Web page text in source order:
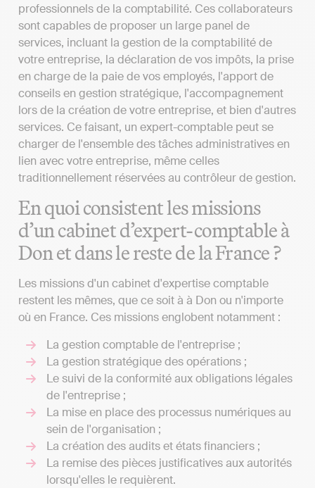
professionnels de la comptabilité. Ces collaborateurs
sont capables de proposer un large panel de
services, incluant la gestion de la comptabilité de
votre entreprise, la déclaration de vos impôts, la prise
en charge de la paie de vos employés, l'apport de
conseils en gestion stratégique, l'accompagnement
lors de la création de votre entreprise, et bien d'autres
services. Ce faisant, un expert-comptable peut se
charger de l'ensemble des tâches administratives en
lien avec votre entreprise, même celles
traditionnellement réservées au contrôleur de gestion.
En quoi consistent les missions
d’un cabinet d’expert-comptable à
Don et dans le reste de la France ?
Les missions d'un cabinet d'expertise comptable
restent les mêmes, que ce soit à à Don ou n'importe
où en France. Ces missions englobent notamment :
La gestion comptable de l'entreprise ;
La gestion stratégique des opérations ;
Le suivi de la conformité aux obligations légales
de l'entreprise ;
La mise en place des processus numériques au
sein de l'organisation ;
La création des audits et états financiers ;
La remise des pièces justificatives aux autorités
lorsqu'elles le requièrent.